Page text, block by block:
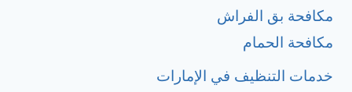
مكافحة بق الفراش
مكافحة الحمام
خدمات التنظيف في الإمارات